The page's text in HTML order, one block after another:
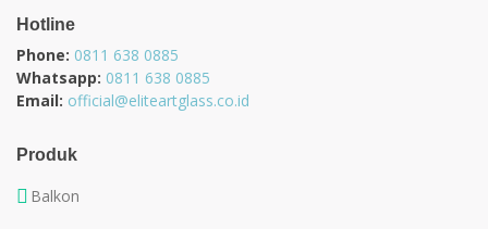
Hotline
Phone: 0811 638 0885
Whatsapp: 0811 638 0885
Email: official@eliteartglass.co.id
Produk
Balkon